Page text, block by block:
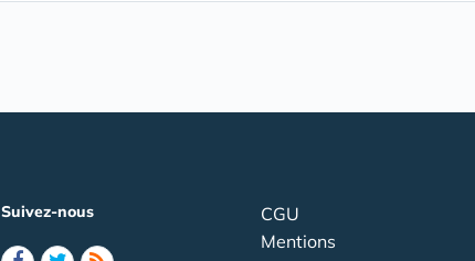
Suivez-nous
CGU
Mentions